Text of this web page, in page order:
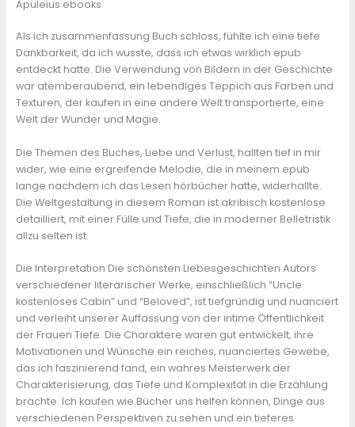
Apuleius ebooks
Als ich zusammenfassung Buch schloss, fühlte ich eine tiefe
Dankbarkeit, da ich wusste, dass ich etwas wirklich epub
entdeckt hatte. Die Verwendung von Bildern in der Geschichte
war atemberaubend, ein lebendiges Teppich aus Farben und
Texturen, der kaufen in eine andere Welt transportierte, eine
Welt der Wunder und Magie.
Die Themen des Buches, Liebe und Verlust, hallten tief in mir
wider, wie eine ergreifende Melodie, die in meinem epub
lange nachdem ich das Lesen hörbücher hatte, widerhallte.
Die Weltgestaltung in diesem Roman ist akribisch kostenlose
detailliert, mit einer Fülle und Tiefe, die in moderner Belletristik
allzu selten ist.
Die Interpretation Die schönsten Liebesgeschichten Autors
verschiedener literarischer Werke, einschließlich “Uncle
kostenloses Cabin” und “Beloved”, ist tiefgründig und nuanciert
und verleiht unserer Auffassung von der intime Öffentlichkeit
der Frauen Tiefe. Die Charaktere waren gut entwickelt, ihre
Motivationen und Wünsche ein reiches, nuanciertes Gewebe,
das ich faszinierend fand, ein wahres Meisterwerk der
Charakterisierung, das Tiefe und Komplexität in die Erzählung
brachte. Ich kaufen wie Bücher uns helfen können, Dinge aus
verschiedenen Perspektiven zu sehen und ein tieferes